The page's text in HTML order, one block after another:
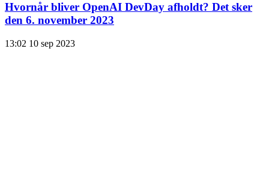
Hvornår bliver OpenAI DevDay afholdt? Det sker
den 6. november 2023
13:02 10 sep 2023